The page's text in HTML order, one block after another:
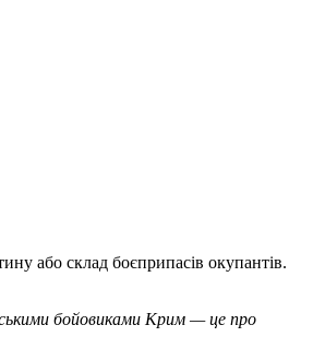
або склад боєприпасів окупантів.
бойовиками Крим — це про